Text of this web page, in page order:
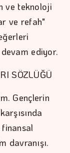
ve teknoloji
ve refah"
ediyor.
SÖZLÜĞÜ
Gençlerin
davranışı.